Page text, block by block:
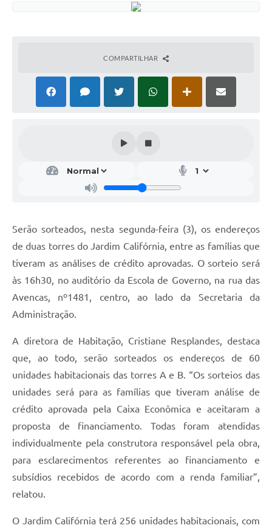
COMPARTILHAR
Serão sorteados, nesta segunda-feira (3), os endereços
de duas torres do Jardim Califórnia, entre as famílias que
tiveram as análises de crédito aprovadas. O sorteio será
às 16h30, no auditório da Escola de Governo, na rua das
Avencas, nº1481, centro, ao lado da Secretaria da
Administração.
A diretora de Habitação, Cristiane Resplandes, destaca
que, ao todo, serão sorteados os endereços de 60
unidades habitacionais das torres A e B. “Os sorteios das
unidades será para as famílias que tiveram análise de
crédito aprovada pela Caixa Econômica e aceitaram a
proposta de financiamento. Todas foram atendidas
individualmente pela construtora responsável pela obra,
para esclarecimentos referentes ao financiamento e
subsídios recebidos de acordo com a renda familiar”,
relatou.
O Jardim Califórnia terá 256 unidades habitacionais, com